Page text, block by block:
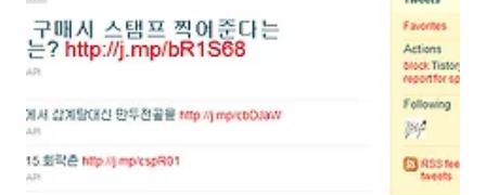
면적에서 벌목을 할 경우 몇..